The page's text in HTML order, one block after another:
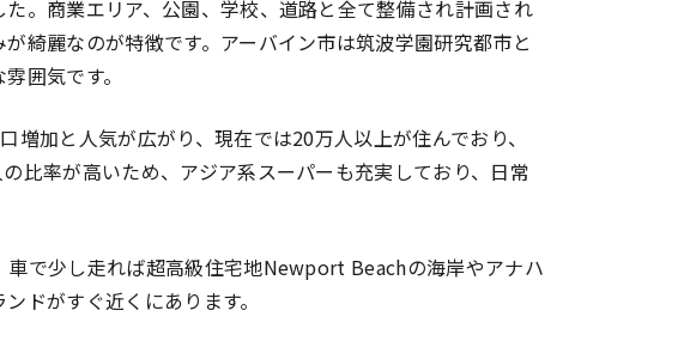
。商業エリア、公園、学校、道路と全て整備され計画され
綺麗なのが特徴です。アーバイン市は筑波学園研究都市と
囲気です。
加と人気が広がり、現在では20万人以上が住んでおり、
比率が高いため、アジア系スーパーも充実しており、日常
で少し走れば超高級住宅地Newport Beachの海岸やアナハ
ドがすぐ近くにあります。